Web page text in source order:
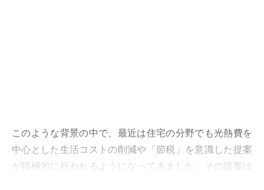
このような背景の中で、最近は住宅の分野でも光熱費を
中心とした生活コストの削減や「節税」を意識した提案
が積極的に行われるようになってきました。その提案は